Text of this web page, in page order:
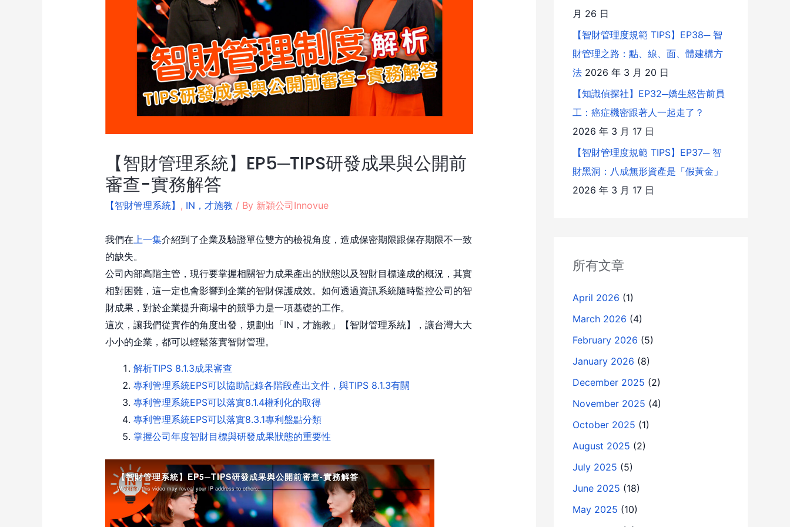
【智財管理系統】EP5─TIPS研發成果與公開前
審查-實務解答
【智財管理系統】 , IN，才施教 / By 新穎公司Innovue
我們在 上一集介紹到了企業及驗證單位雙方的檢視角度，造成保密期限跟保存期限不一致
的缺失。
公司內部高階主管，現行要掌握相關智力成果產出的狀態以及智財目標達成的概況，其實
相對困難，這一定也會影響到企業的智財保護成效。如何透過資訊系統隨時監控公司的智
財成果，對於企業提升商場中的競爭力是一項基礎的工作。
這次，讓我們從實作的角度出發，規劃出「IN，才施教」【智財管理系統】，讓台灣大大
小小的企業，都可以輕鬆落實智財管理。
解析TIPS 8.1.3成果審查
專利管理系統EPS可以協助記錄各階段產出文件，與TIPS 8.1.3有關
專利管理系統EPS可以落實8.1.4權利化的取得
專利管理系統EPS可以落實8.3.1專利盤點分類
掌握公司年度智財目標與研發成果狀態的重要性
月 26 日
【智財管理度規範 TIPS】EP38─ 智
財管理之路：點、線、面、體建構方
法 2026 年 3 月 20 日
【知識偵探社】EP32─嬌生怒告前員
工：癌症機密跟著人一起走了？
2026 年 3 月 17 日
【智財管理度規範 TIPS】EP37─ 智
財黑洞：八成無形資產是「假黃金」
2026 年 3 月 17 日
所有文章
April 2026 (1)
March 2026 (4)
February 2026 (5)
January 2026 (8)
December 2025 (2)
November 2025 (4)
October 2025 (1)
August 2025 (2)
July 2025 (5)
June 2025 (18)
May 2025 (10)